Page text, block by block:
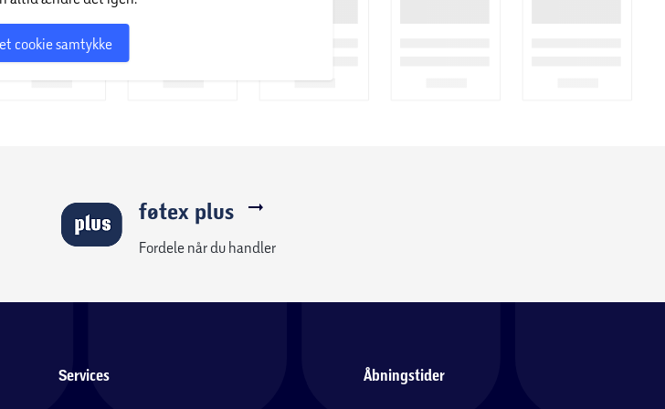
cookie samtykke
føtex plus
Fordele når du handler
Services Åbningstider